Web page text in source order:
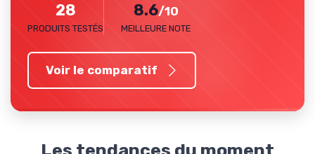
28
PRODUITS TESTÉS
8.6/10
MEILLEURE NOTE
Voir le comparatif
Les tendances du moment